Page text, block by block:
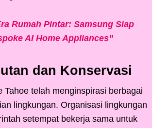
Rumah Pintar: Samsung Siap
AI Home Appliances”
dan Konservasi
Tahoe telah menginspirasi berbagai
lingkungan. Organisasi lingkungan
setempat bekerja sama untuk